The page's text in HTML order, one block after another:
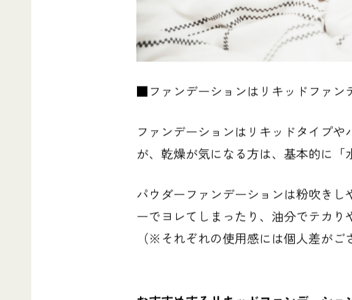
■ファンデーションはリキッドファン
ファンデーションはリキッドタイプ
が、乾燥が気になる方は、基本的に「
パウダーファンデーションは粉吹き
ーでヨレてしまったり、油分でテカり
（※それぞれの使用感には個人差がご